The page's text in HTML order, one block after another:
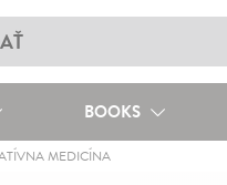
BOOKS
MEDICÍNA